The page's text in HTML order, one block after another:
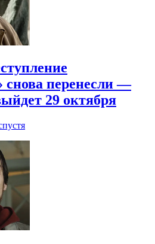
снова перенесли —
29 октября